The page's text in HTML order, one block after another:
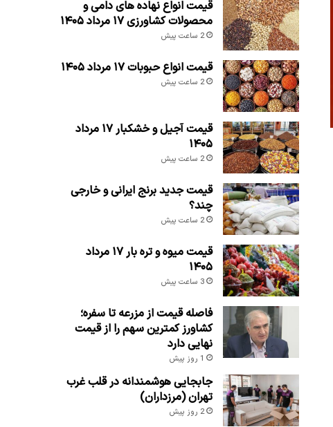
قیمت انواع نهاده های دامی و
محصولات کشاورزی ۱۷ مرداد ۱۴۰۵
2 ساعت پیش
قیمت انواع حبوبات ۱۷ مرداد ۱۴۰۵
2 ساعت پیش
قیمت آجیل و خشکبار ۱۷ مرداد
۱۴۰۵
2 ساعت پیش
قیمت جدید برنج ایرانی و خارجی
چند؟
2 ساعت پیش
قیمت میوه و تره بار ۱۷ مرداد
۱۴۰۵
3 ساعت پیش
فاصله قیمت از مزرعه تا سفره؛
کشاورز کمترین سهم را از قیمت
نهایی دارد
1 روز پیش
جابجایی هوشمندانه در قلب غرب
تهران (مرزداران)
2 روز پیش